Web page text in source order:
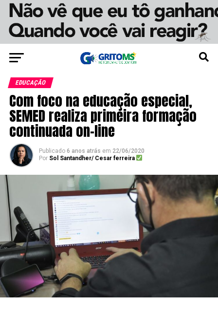
EDUCAÇÃO
Com foco na educação especial,
SEMED realiza primeira formação
continuada on-line
Publicado 6 anos atrás em 22/06/2020
Por Sol Santandher/ Cesar ferreira